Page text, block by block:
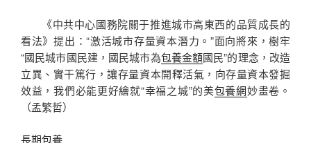
《中共中心國務院關于推進城市高東西的品質成長的
看法》提出：“激活城市存量資本潛力。”面向將來，樹牢
“國民城市國民建，國民城市為包養金額國民”的理念，改造
立異、實干篤行，讓存量資本開釋活氣，向存量資本發掘
效益，我們必能更好繪就“幸福之城”的美包養網妙畫卷。
（孟繁哲）
長期包養